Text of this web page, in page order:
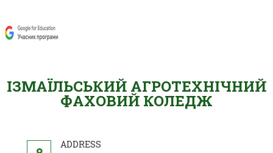
ІЗМАЇЛЬСЬКИЙ АГРОТЕХНІЧНИЙ
ФАХОВИЙ КОЛЕДЖ